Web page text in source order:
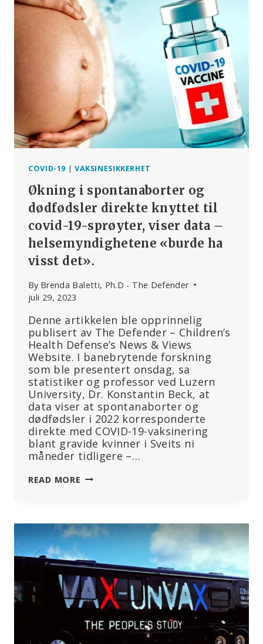
MARY
HOLLAND
DELTAR
PÅ
WEBINAR
OM
HPV-
VAKSINER
MED
CHD
EUROPE
COVID-19 | VAKSINESIKKERHET
Økning i spontanaborter og
dødfødsler direkte knyttet til
covid-19-sprøyter, viser data –
helsemyndighetene «burde ha
visst det».
By Brenda Baletti, Ph.D - The Defender
juli 29, 2023
Denne artikkelen ble opprinnelig
publisert av The Defender – Children’s
Health Defense’s News & Views
Website. I banebrytende forskning
som ble presentert onsdag, sa
statistiker og professor ved Luzern
University, Dr. Konstantin Beck, at
data viser at spontanaborter og
dødfødsler i 2022 korresponderte
direkte med COVID-19-vaksinering
blant gravide kvinner i Sveits ni
måneder tidligere –…
READ MORE ØKNING
DØDFØDSLER
DIREKTE
KNYTTET
TIL
COVID-
19-
SPRØYTER,
DATA